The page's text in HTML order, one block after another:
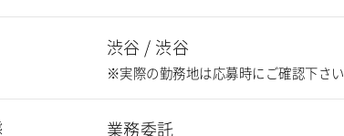
渋谷 / 渋谷
※実際の勤務地は応募時にご確認下さい
業務委託